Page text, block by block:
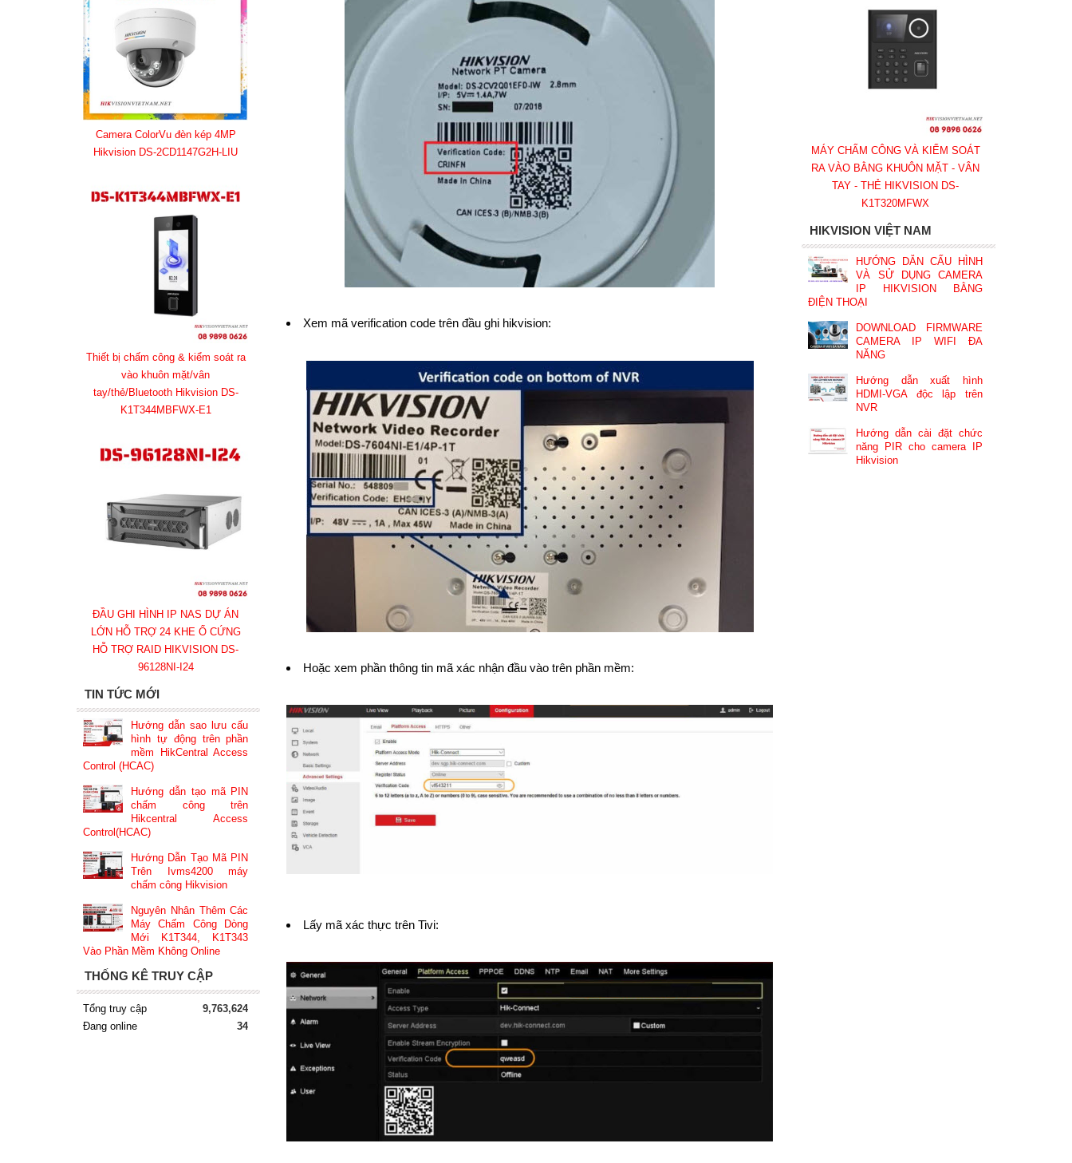
Xem mã verification code trên đầu ghi hikvision:
Hoặc xem phần thông tin mã xác nhận đầu vào trên phần mềm:
Lấy mã xác thực trên Tivi:
MÁY CHẤM CÔNG VÀ KIỂM SOÁT
RA VÀO BẰNG KHUÔN MẶT - VÂN
TAY - THẺ HIKVISION DS-
K1T320MFWX
HIKVISION VIỆT NAM
HƯỚNG DẪN CẤU HÌNH
VÀ SỬ DỤNG CAMERA
IP HIKVISION BẰNG
ĐIỆN THOẠI
DOWNLOAD FIRMWARE
CAMERA IP WIFI ĐA
NĂNG
Hướng dẫn xuất hình
HDMI-VGA độc lập trên
NVR
Hướng dẫn cài đặt chức
năng PIR cho camera IP
Hikvision
Camera ColorVu đèn kép 4MP
Hikvision DS-2CD1147G2H-LIU
Thiết bị chấm công & kiểm soát ra
vào khuôn mặt/vân
tay/thẻ/Bluetooth Hikvision DS-
K1T344MBFWX-E1
ĐẦU GHI HÌNH IP NAS DỰ ÁN
LỚN HỖ TRỢ 24 KHE Ổ CỨNG
HỖ TRỢ RAID HIKVISION DS-
96128NI-I24
TIN TỨC MỚI
Hướng dẫn sao lưu cấu
hình tự động trên phần
mềm HikCentral Access
Control (HCAC)
Hướng dẫn tạo mã PIN
chấm công trên
Hikcentral Access
Control(HCAC)
Hướng Dẫn Tạo Mã PIN
Trên Ivms4200 máy
chấm công Hikvision
Nguyên Nhân Thêm Các
Máy Chấm Công Dòng
Mới K1T344, K1T343
Vào Phần Mềm Không Online
THỐNG KÊ TRUY CẬP
Tổng truy cập
9,763,624
Đang online
34